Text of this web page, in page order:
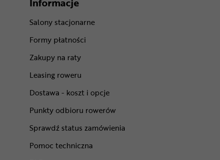
Salony stacjonarne
Formy płatności
Zakupy na raty
Leasing roweru
Dostawa - koszt i opcje
Punkty odbioru rowerów
Sprawdź status zamówienia
Pomoc techniczna